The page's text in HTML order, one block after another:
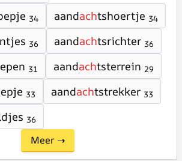
34 aandachtshoertje 34
36 aandachtsrichter 36
31 aandachtsterrein 29
33 aandachtstrekker 33
36
Meer →